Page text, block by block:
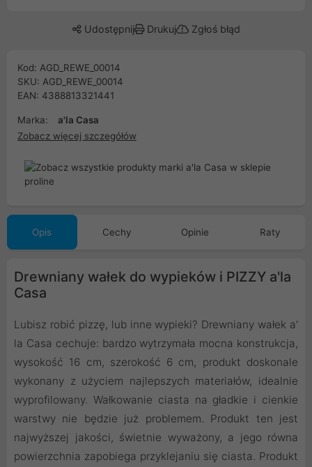
Udostępnij Drukuj Zgłoś błąd
Kod: AGD_REWE_00014
SKU: AGD_REWE_00014
EAN: 4388813321441
Marka:
a'la Casa
Zobacz więcej szczegółów
Opis Cechy Opinie Raty
Drewniany wałek do wypieków i PIZZY a'la
Casa
Lubisz robić pizzę, lub inne wypieki? Drewniany wałek a'
la Casa cechuje: bardzo wytrzymała mocna konstrukcja,
wysokość 16 cm, szerokość 6 cm, produkt doskonale
wykonany z użyciem najlepszych materiałów, idealnie
wyprofilowany. Wałkowanie ciasta na gładkie i cienkie
warstwy nie będzie już problemem. Produkt ten jest
najwyższej jakości, świetnie wyważony, a jego równa
powierzchnia zapobiega przyklejaniu się ciasta. Produkt